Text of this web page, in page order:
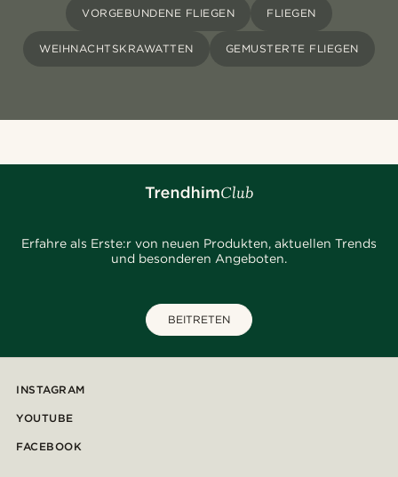
VORGEBUNDENE FLIEGEN FLIEGEN
WEIHNACHTSKRAWATTEN GEMUSTERTE FLIEGEN
Erfahre als Erste:r von neuen Produkten, aktuellen Trends
und besonderen Angeboten.
BEITRETEN
INSTAGRAM
YOUTUBE
FACEBOOK